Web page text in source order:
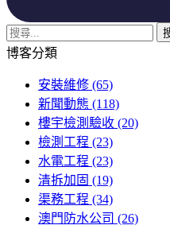
博客分類
安裝維修 (65)
新聞動態 (118)
樓宇檢測驗收 (20)
檢測工程 (23)
水電工程 (23)
清拆加固 (19)
渠務工程 (34)
澳門防水公司 (26)